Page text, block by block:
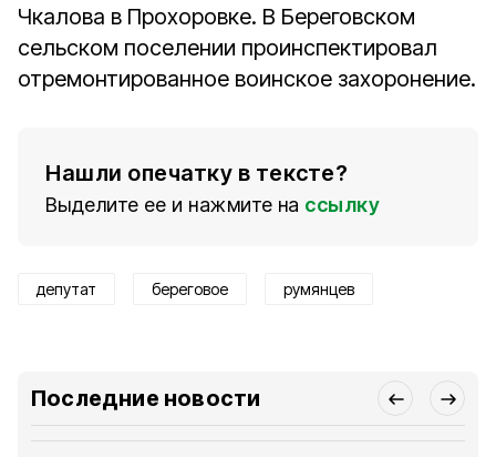
Чкалова в Прохоровке. В Береговском
сельском поселении проинспектировал
отремонтированное воинское захоронение.
Нашли опечатку в тексте?
Выделите ее и нажмите на ссылку
депутат береговое румянцев
Последние новости